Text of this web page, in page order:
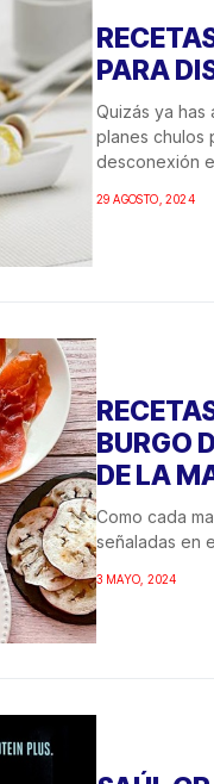
PARA
Quizás ya
planes chulos
desconexión
29 AGOSTO, 2024
BURGO
DE LA
Como cada
señaladas en
3 MAYO, 2024